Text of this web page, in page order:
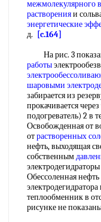
межмолекулярного
растворенияи
энергетические
д.
[c.164]
На рис. 3
работы
шаровыми
забирается из
прокачивается
подогреватель) 2 в
Освобожденная от
отрастворенных
нефть, выходящая
собственным
Обессоленная
электродегидратора
теплообменник в
рисунке не